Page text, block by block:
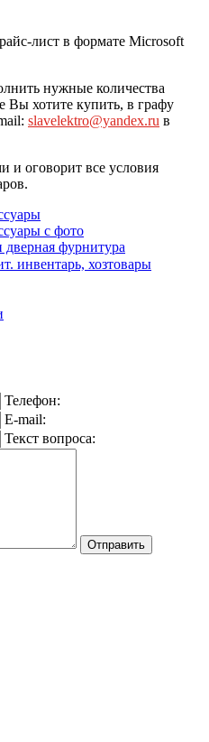
лист в формате Microsoft
нужные количества
Вы хотите купить, в графу
slavelektro@yandex.ru в
и оговорит все условия
с фото
фурнитура
инвентарь, хозтовары
Телефон:
E-mail:
Текст вопроса: